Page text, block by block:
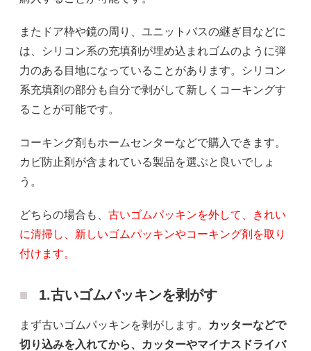
またドア枠や鏡の周り、ユニットバスの継ぎ目などに
は、シリコン系の充填剤が埋め込まれゴムのように弾
力のある目地になっていることがあります。シリコン
系充填剤の部分も自分で剥がして新しくコーキングす
ることが可能です。
コーキング剤もホームセンターなどで購入できます。
カビ防止剤が含まれている製品を選ぶと良いでしょ
う。
どちらの場合も、 古いゴムパッキンを外して、きれい
に清掃し、新しいゴムパッキンやコーキング剤を取り
付けます。
1.古いゴムパッキンを剥がす
まず古いゴムパッキンを剥がします。
カッターなどで
切り込みを入れてから、カッターやマイナスドライバ